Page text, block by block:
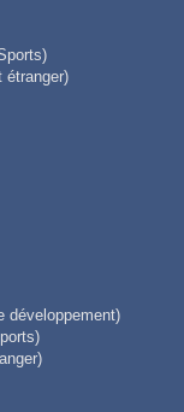
étranger)
développement)